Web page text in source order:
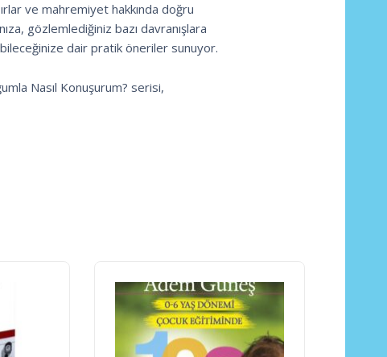
ve mahremiyet hakkında doğru
gözlemlediğiniz bazı davranışlara
dair pratik öneriler sunuyor.
Nasıl Konuşurum? serisi,